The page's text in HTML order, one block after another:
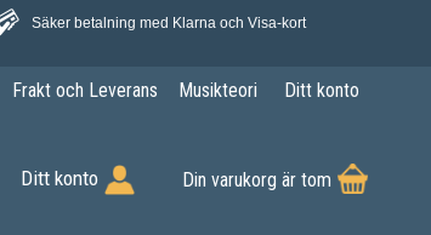
Säker betalning med Klarna och Visa-kort
Frakt och Leverans Musikteori Ditt konto
Ditt konto Din varukorg är tom